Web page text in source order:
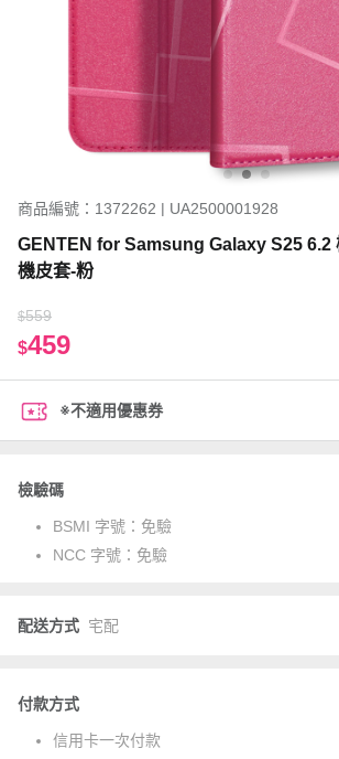
商品編號：1372262 | UA2500001928
GENTEN for Samsung Galaxy S25 6.2
機皮套-粉
$559
$459
※不適用優惠券
檢驗碼
BSMI 字號： 免驗
NCC 字號： 免驗
配送方式 宅配
付款方式
信用卡一次付款